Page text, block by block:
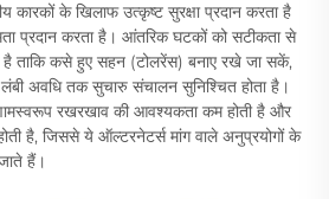
कारकों के खिलाफ उत्कृष्ट सुरक्षा प्रदान करता है
प्रदान करता है। आंतरिक घटकों को सटीकता से
है ताकि कसे हुए सहन (टोलरेंस) बनाए रखे जा सकें,
अवधि तक सुचारु संचालन सुनिश्चित होता है।
रखरखाव की आवश्यकता कम होती है और
है, जिससे ये ऑल्टरनेटर्स मांग वाले अनुप्रयोगों के
हैं।